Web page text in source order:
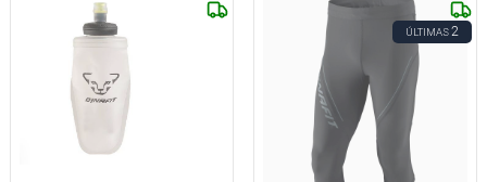
ÚLTIMAS2